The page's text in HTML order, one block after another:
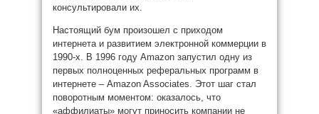
консультировали их.
Настоящий бум произошел с приходом
интернета и развитием электронной коммерции в
1990-х. В 1996 году Amazon запустил одну из
первых полноценных реферальных программ в
интернете – Amazon Associates. Этот шаг стал
поворотным моментом: оказалось, что
«аффилиаты» могут приносить компании не